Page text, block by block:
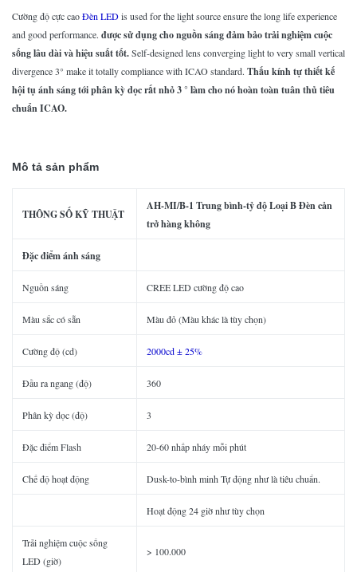
Cường độ cực caoĐèn LEDis used for the light source ensure the long life experience
and good performance. được sử dụng cho nguồn sáng đảm bảo trải nghiệm cuộc
sống lâu dài và hiệu suất tốt.Self-designed lens converging light to very small vertical
divergence 3° make it totally compliance with ICAO standard. Thấu kính tự thiết kế
hội tụ ánh sáng tới phân kỳ dọc rất nhỏ 3 ° làm cho nó hoàn toàn tuân thủ tiêu
chuẩn ICAO.
Mô tả sản phẩm
THÔNG SỐ KỸ THUẬT
AH-MI/B-1 Trung bình-tỷ độLoại BĐèn cản
trở hàng không
Đặc điểm ánh sáng
Nguồn sáng CREE LED cường độ cao
Màu sắc có sẵn Màu đỏ (Màu khác là tùy chọn)
Cường độ (cd) 2000cd ± 25%
Đầu ra ngang (độ) 360
Phân kỳ dọc (độ) 3
Đặc điểm Flash 20-60 nhấp nháy mỗi phút
Chế độ hoạt động Dusk-to-bình minh Tự động như là tiêu chuẩn.
Hoạt động 24 giờ như tùy chọn
Trải nghiệm cuộc sống
LED (giờ)
> 100.000